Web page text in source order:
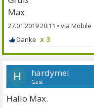
Max
27.01.2019 20:11 •
x 3
H hardymei
Gast
Hallo Max.